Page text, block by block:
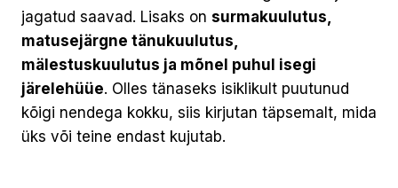
jagatud saavad. Lisaks on surmakuulutus,
matusejärgne tänukuulutus,
mälestuskuulutus ja mõnel puhul isegi
järelehüüe. Olles tänaseks isiklikult puutunud
kõigi nendega kokku, siis kirjutan täpsemalt, mida
üks või teine endast kujutab.